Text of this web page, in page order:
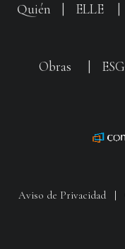
Quién ELLE
Obras ESG
Aviso de Privacidad|